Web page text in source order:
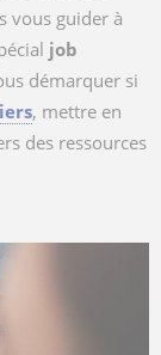
vous guider à
job
démarquer si
, mettre en
des ressources